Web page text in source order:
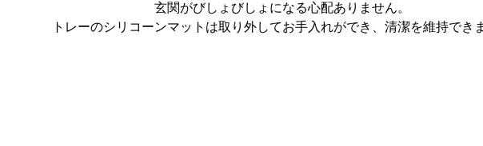
玄関がびしょびしょになる心配ありません。
トレーのシリコーンマットは取り外してお手入れができ、清潔を維持でき